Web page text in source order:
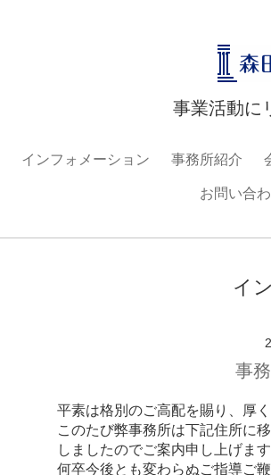
事業活動に
インフォメーション 事務所紹介
お問い合
イ
事
平素は格別のご高配を賜り、厚
このたび弊事務所は下記住所に
しましたのでご案内申し上げます
何卒今後とも変わらぬご指導ご